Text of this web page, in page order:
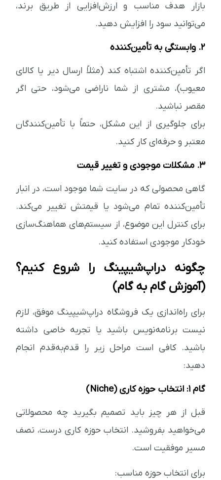
بازار هدف مناسب و ارزش‌افزایی از طریق برند،
می‌توانید سود را افزایش دهید.
۲. وابستگی به تأمین‌کننده
اگر تأمین‌کننده اشتباه کند (مثلاً ارسال دیر یا کالای
معیوب)، مشتری از شما ناراضی می‌شود، حتی اگر
مقصر نباشید.
برای جلوگیری از این مشکل، حتماً با تأمین‌کنندگان
معتبر و حرفه‌ای کار کنید.
۳. مشکلات موجودی و تغییر قیمت
گاهی محصولی که در سایت شما موجود است، در انبار
تأمین‌کننده تمام می‌شود یا قیمتش تغییر می‌کند.
برای کنترل این موضوع، از سیستم‌های هماهنگ‌سازی
خودکار موجودی استفاده کنید.
چگونه دراپ‌شیپینگ را شروع کنیم؟
(آموزش گام به گام)
برای راه‌اندازی یک فروشگاه دراپ‌شیپینگ موفق، لازم
نیست برنامه‌نویس باشید یا تجربه خاصی داشته
باشید. کافی است مراحل زیر را قدم‌به‌قدم انجام
دهید:
گام ۱: انتخاب حوزه کاری (Niche)
قبل از هر چیز باید تصمیم بگیرید چه محصولاتی
می‌خواهید بفروشید. انتخاب حوزه کاری درست، نصف
مسیر موفقیت است.
برای انتخاب حوزه مناسب: